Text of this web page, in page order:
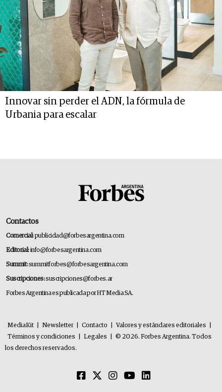
Innovar sin perder el ADN, la fórmula de
Urbania para escalar
Contactos
Comercial:publicidad@forbesargentina.com
Editorial:info@forbesargentina.com
Summit:summitforbes@forbesargentina.com
Suscripciones:suscripciones@forbes.ar
Forbes Argentina es publicada por HT Media SA.
MediaKit Newsletter Contacto Valores y estándares editoriales
Términos y condiciones
Legales
© 2026. Forbes Argentina. Todos
los derechos reservados.